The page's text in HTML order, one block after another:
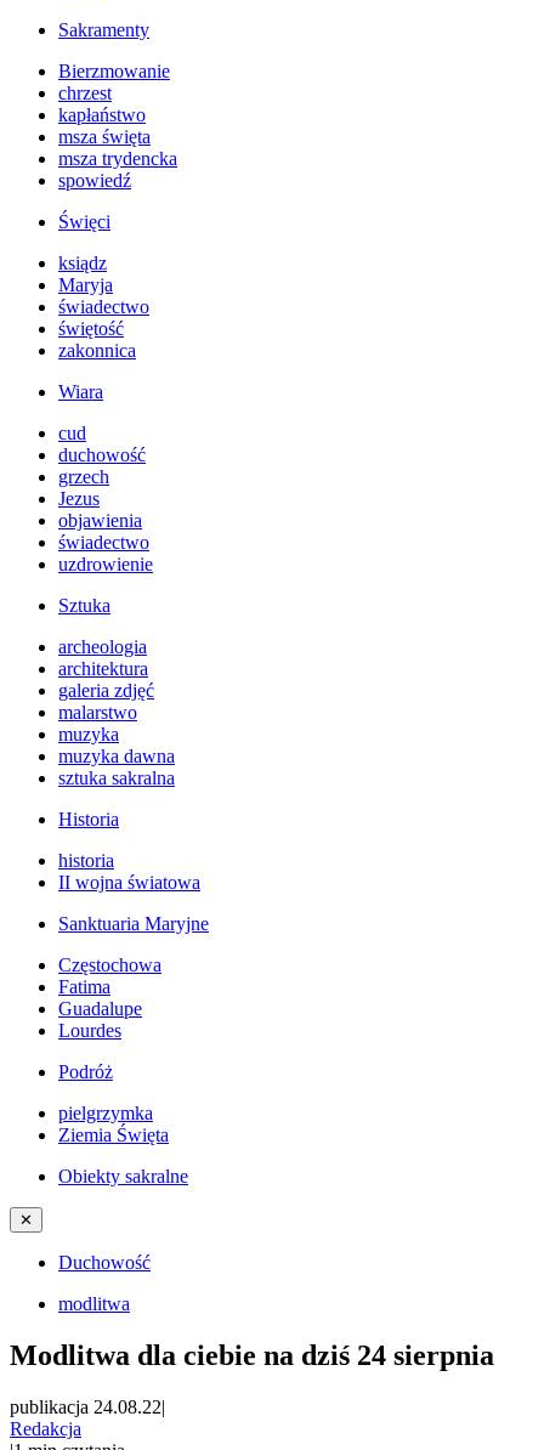
Sakramenty
Bierzmowanie
chrzest
kapłaństwo
msza święta
msza trydencka
spowiedź
Święci
ksiądz
Maryja
świadectwo
świętość
zakonnica
Wiara
cud
duchowość
grzech
Jezus
objawienia
świadectwo
uzdrowienie
Sztuka
archeologia
architektura
galeria zdjęć
malarstwo
muzyka
muzyka dawna
sztuka sakralna
Historia
historia
II wojna światowa
Sanktuaria Maryjne
Częstochowa
Fatima
Guadalupe
Lourdes
Podróż
pielgrzymka
Ziemia Święta
Obiekty sakralne
✕
Duchowość
modlitwa
Modlitwa dla ciebie na dziś 24 sierpnia
publikacja 24.08.22|
Redakcja